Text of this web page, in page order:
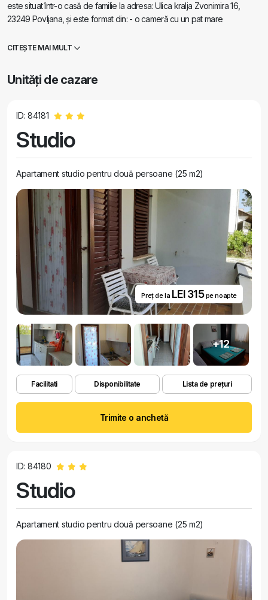
este situat într-o casă de familie la adresa: Ulica kralja Zvonimira 16,
23249 Povljana, și este format din: - o cameră cu un pat mare
separată cu două aragazuri, vase, frigider și o masă mică - o baie cu
incluse - un grătar mare pe piatră / grătar în grădină
CITEȘTE MAI MULT
Unități de cazare
ID: 84181
Studio
Apartament studio pentru două persoane (25 m2)
Preț de la LEI 315pe noapte
+12
Facilitati Disponibilitate Lista de prețuri
Trimite o anchetă
ID: 84180
Studio
Apartament studio pentru două persoane (25 m2)